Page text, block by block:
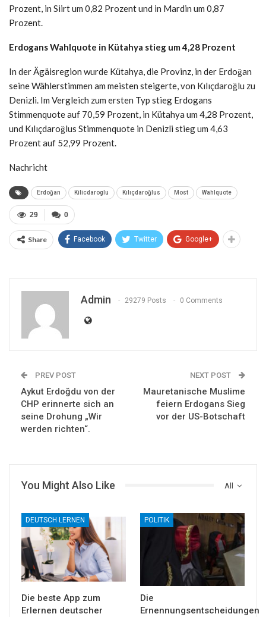
Prozent, in Siirt um 0,82 Prozent und in Mardin um 0,87
Prozent.
Erdogans Wahlquote in Kütahya stieg um 4,28 Prozent
In der Ägäisregion wurde Kütahya, die Provinz, in der Erdoğan
seine Wählerstimmen am meisten steigerte, von Kılıçdaroğlu zu
Denizli. Im Vergleich zum ersten Typ stieg Erdogans
Stimmenquote auf 70,59 Prozent, in Kütahya um 4,28 Prozent,
und Kılıçdaroğlus Stimmenquote in Denizli stieg um 4,63
Prozent auf 52,99 Prozent.
Nachricht
Erdoğan Kilicdaroglu Kılıçdaroğlus Most Wahlquote
0
29
Share Facebook Twitter Google+
Admin 29279 Posts 0 Comments
PREV POST
Aykut Erdoğdu von der
CHP erinnerte sich an
seine Drohung „Wir
werden richten“.
NEXT POST
Mauretanische Muslime
feiern Erdogans Sieg
vor der US-Botschaft
All
You Might Also Like
DEUTSCH LERNEN
Die beste App zum
Erlernen deutscher
POLITIK
Die
Ernennungsentscheidungen